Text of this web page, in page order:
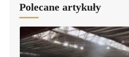
Polecane artykuły